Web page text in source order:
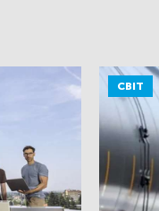
СВІТ